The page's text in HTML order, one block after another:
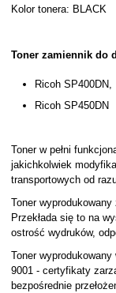
Kolor tonera: BLACK
Toner zamiennik do
Ricoh SP400DN,
Ricoh SP450DN
Toner w pełni
jakichkolwiek
transportowych od
Toner
Przekłada się to na
ostrość wydruków,
Toner
9001 - certyfikaty
bezpośrednie